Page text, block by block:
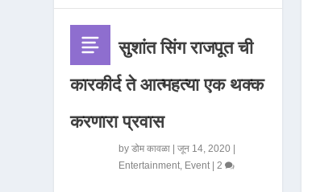
सुशांत सिंग राजपूत ची
कारकीर्द ते आत्महत्या एक थक्क
करणारा प्रवास
byडोम कावळा |जून 14, 2020 |
Entertainment Event | 2